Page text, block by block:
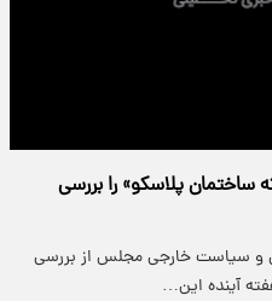
پلاسکو» را بررسی
و سیاست خارجی مجلس از بررسی
آینده این…